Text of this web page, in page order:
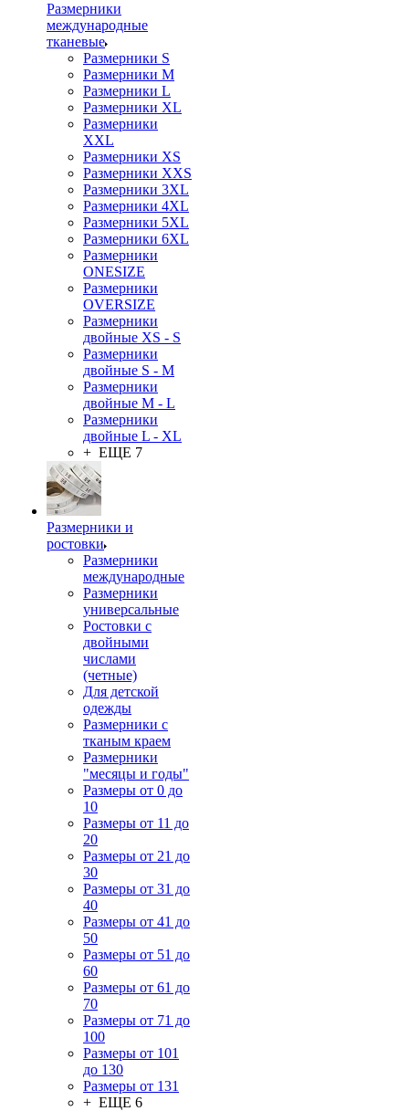
Размерники
международные
тканевые
Размерники S
Размерники M
Размерники L
Размерники XL
Размерники
XXL
Размерники XS
Размерники XXS
Размерники 3XL
Размерники 4XL
Размерники 5XL
Размерники 6XL
Размерники
ONESIZE
Размерники
OVERSIZE
Размерники
двойные XS - S
Размерники
двойные S - M
Размерники
двойные M - L
Размерники
двойные L - XL
+ ЕЩЕ 7
Размерники и
ростовки
Размерники
международные
Размерники
универсальные
Ростовки с
двойными
числами
(четные)
Для детской
одежды
Размерники с
тканым краем
Размерники
"месяцы и годы"
Размеры от 0 до
10
Размеры от 11 до
20
Размеры от 21 до
30
Размеры от 31 до
40
Размеры от 41 до
50
Размеры от 51 до
60
Размеры от 61 до
70
Размеры от 71 до
100
Размеры от 101
до 130
Размеры от 131
+ ЕЩЕ 6